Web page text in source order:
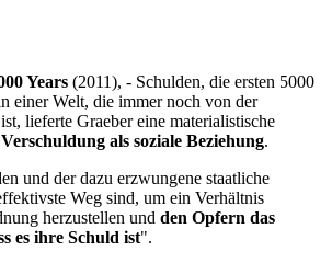
Years (2011), - Schulden, die ersten 5000
einer Welt, die immer noch von der
lieferte Graeber eine materialistische
als soziale Beziehung.
und der dazu erzwungene staatliche
Weg sind, um ein Verhältnis
herzustellen und den Opfern das
es ihre Schuld ist".